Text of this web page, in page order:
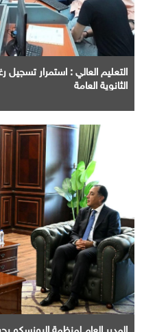
التعليم العالي : استمرار تسجيل
الثانوية العامة
المدير العام لمنظمة اليونسكو